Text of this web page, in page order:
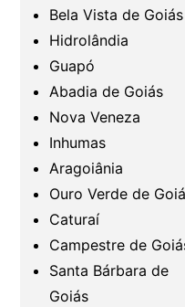
Bela Vista de Goiás
Hidrolândia
Guapó
Abadia de Goiás
Nova Veneza
Inhumas
Aragoiânia
Ouro Verde de
Caturaí
Campestre de
Santa Bárbara de
Goiás